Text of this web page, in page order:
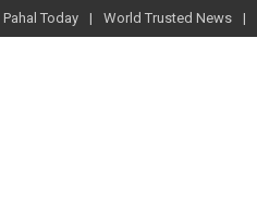
Pahal Today World Trusted News